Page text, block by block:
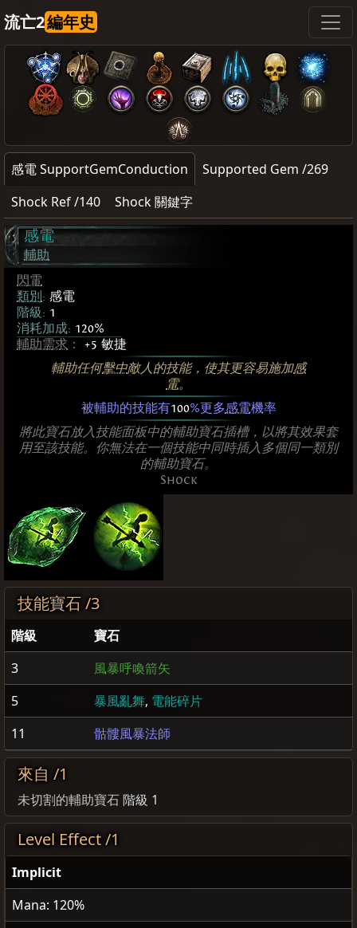
流亡2編年史
感電 SupportGemConduction
Supported Gem /269
Shock Ref /140
Shock 關鍵字
感電
輔助
閃電
類別 : 感電
階級: 1
消耗加成: 120%
輔助需求 ： +5 敏捷
輔助任何擊中敵人的技能，使其更容易施加感
電。
被輔助的技能有100%更多感電機率
將此寶石放入技能面板中的輔助寶石插槽，以將其效果套
用至該技能。你無法在一個技能中同時插入多個同一類別
的輔助寶石。
Shock
技能寶石 /3
階級
寶石
3
風暴呼喚箭矢
5
暴風亂舞, 電能碎片
11
骷髏風暴法師
來自 /1
未切割的輔助寶石階級 1
Level Effect /1
Implicit
Mana: 120%